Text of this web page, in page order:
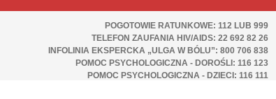
POGOTOWIE RATUNKOWE: 112 LUB 999
TELEFON ZAUFANIA HIV/AIDS: 22 692 82 26
INFOLINIA EKSPERCKA „ULGA W BÓLU”: 800 706 838
POMOC PSYCHOLOGICZNA - DOROŚLI: 116 123
POMOC PSYCHOLOGICZNA - DZIECI: 116 111